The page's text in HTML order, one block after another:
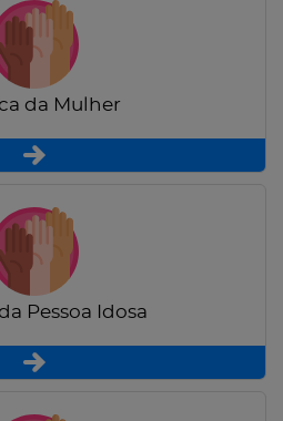
da Mulher
Pessoa Idosa